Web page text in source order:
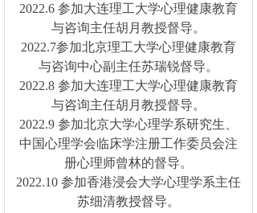
2022.6 参加大连理工大学心理健康教育
与咨询主任胡月教授督导。
2022.7参加北京理工大学心理健康教育
与咨询中心副主任苏瑞锐督导。
2022.8 参加大连理工大学心理健康教育
与咨询主任胡月教授督导。
2022.9 参加北京大学心理学系研究生、
中国心理学会临床学注册工作委员会注
册心理师曾林的督导。
2022.10 参加香港浸会大学心理学系主任
苏细清教授督导。